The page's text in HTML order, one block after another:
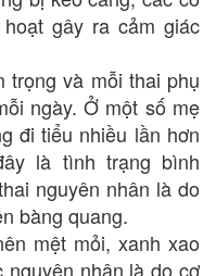
gây ra cảm giác
trọng và mỗi thai phụ
ngày. Ở một số mẹ
đi tiểu nhiều lần hơn
là tình trạng bình
nguyên nhân là do
bàng quang.
mệt mỏi, xanh xao
nhân là do cơ